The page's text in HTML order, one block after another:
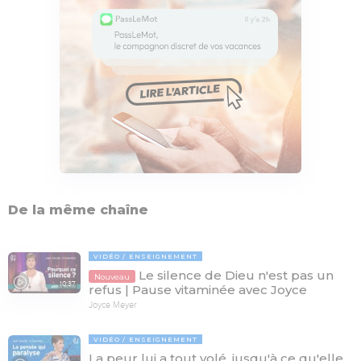
De la même chaîne
10:37
VIDÉO ENSEIGNEMENT
Nouveau
Le silence de Dieu n'est pas un
refus | Pause vitaminée avec Joyce
Joyce Meyer
VIDÉO ENSEIGNEMENT